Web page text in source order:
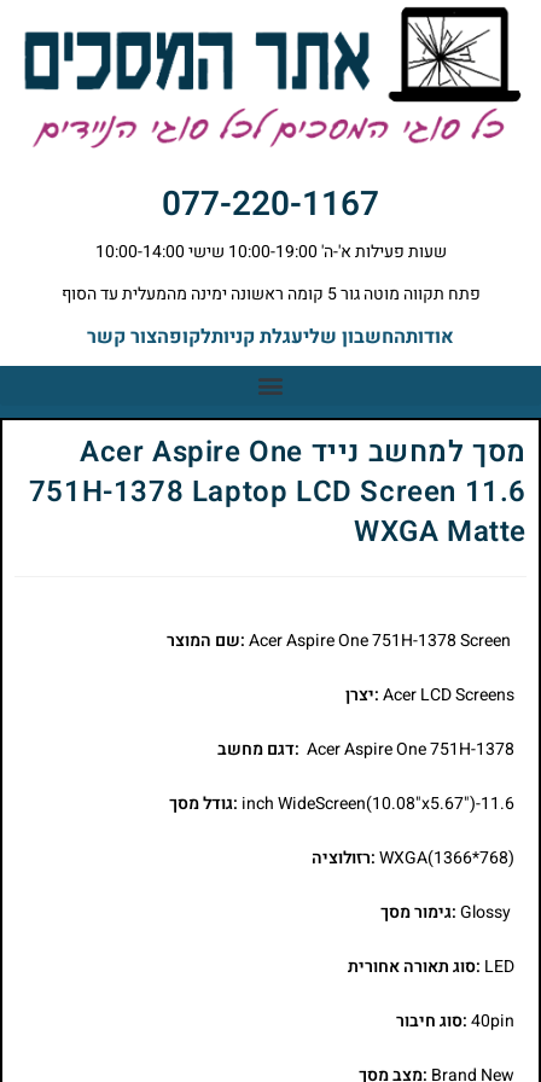
077-220-1167
שעות פעילות א'-ה' 10:00-19:00 שישי 10:00-14:00
פתח תקווה מוטה גור 5 קומה ראשונה ימינה מהמעלית עד הסוף
אודותהחשבון שליעגלת קניותלקופהצור קשר
מסך למחשב נייד Acer Aspire One
751H-1378 Laptop LCD Screen 11.6
WXGA Matte
:שם המוצר
Acer LCD Screens:יצרן
Acer Aspire One 751H-1378 :דגם מחשב
11.6-inch WideScreen(10.08"x5.67") :גודל מסך
WXGA(1366*768):רזולוציה
Glossy:גימור מסך
LED :סוג תאורה אחורית
40pin:סוג חיבור
Brand New :מצב מסך